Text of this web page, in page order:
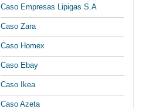
Caso Empresas Lipigas S.A
Caso Zara
Caso Homex
Caso Ebay
Caso Ikea
Caso Azeta